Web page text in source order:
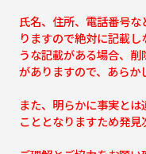
氏名、住所、電話番号
りますので絶対に記載
うな記載がある場合、
がありますので、あらか
また、明らかに事実と
こととなりますため発見